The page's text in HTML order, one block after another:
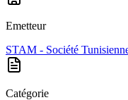
Emetteur
STAM - Société
Catégorie